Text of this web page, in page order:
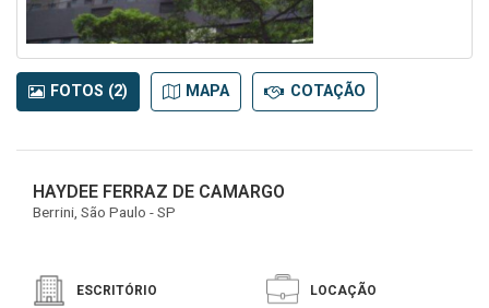
FOTOS (2) MAPA COTAÇÃO
HAYDEE FERRAZ DE CAMARGO
Berrini, São Paulo - SP
ESCRITÓRIO LOCAÇÃO